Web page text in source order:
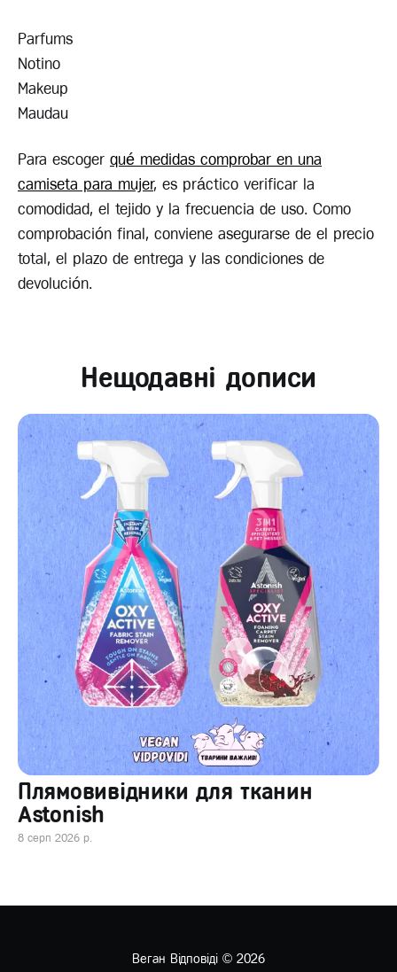
Parfums
Notino
Makeup
Maudau
Para escoger qué medidas comprobar en una
camiseta para mujer, es práctico verificar la
comodidad, el tejido y la frecuencia de uso. Como
comprobación final, conviene asegurarse de el precio
total, el plazo de entrega y las condiciones de
devolución.
Нещодавні дописи
Плямовивідники для тканин
Astonish
8 серп 2026 р.
Веган Відповіді© 2026